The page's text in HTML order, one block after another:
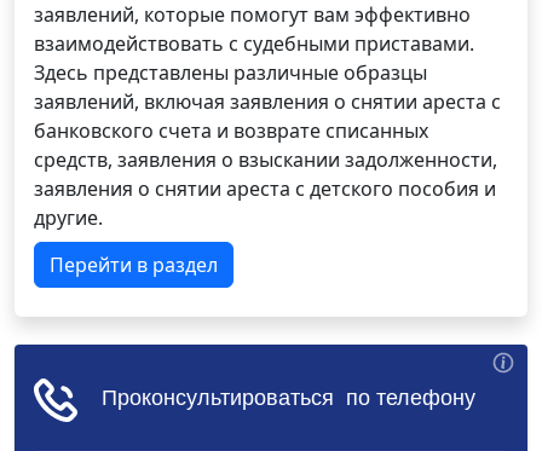
заявлений, которые помогут вам эффективно
взаимодействовать с судебными приставами.
Здесь представлены различные образцы
заявлений, включая заявления о снятии ареста с
банковского счета и возврате списанных
средств, заявления о взыскании задолженности,
заявления о снятии ареста с детского пособия и
другие.
Перейти в раздел